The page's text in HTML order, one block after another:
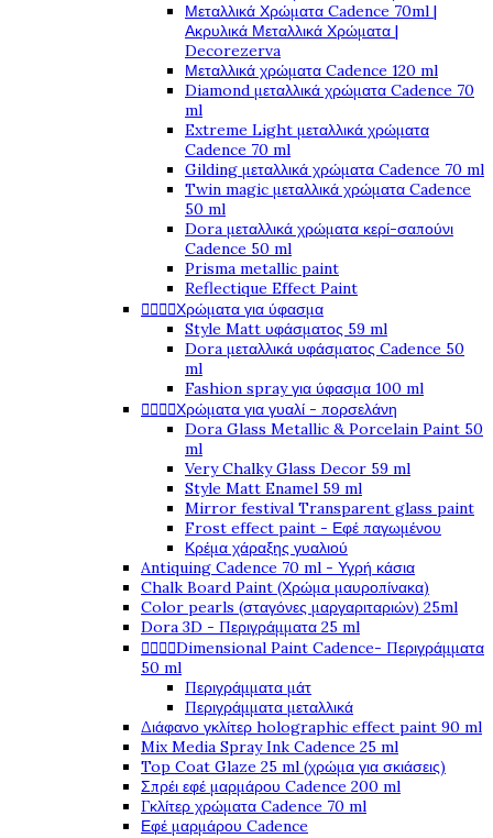
Μεταλλικά Χρώματα Cadence 70ml |
Ακρυλικά Μεταλλικά Χρώματα |
Decorezerva
Μεταλλικά χρώματα Cadence 120 ml
Diamond μεταλλικά χρώματα Cadence 70
ml
Extreme Light μεταλλικά χρώματα
Cadence 70 ml
Gilding μεταλλικά χρώματα Cadence 70 ml
Twin magic μεταλλικά χρώματα Cadence
50 ml
Dora μεταλλικά χρώματα κερί-σαπούνι
Cadence 50 ml
Prisma metallic paint
Reflectique Effect Paint
Χρώματα για ύφασμα
Style Matt υφάσματος 59 ml
Dora μεταλλικά υφάσματος Cadence 50
ml
Fashion spray για ύφασμα 100 ml
Χρώματα για γυαλί - πορσελάνη
Dora Glass Metallic & Porcelain Paint 50
ml
Very Chalky Glass Decor 59 ml
Style Matt Enamel 59 ml
Mirror festival Transparent glass paint
Frost effect paint - Εφέ παγωμένου
Κρέμα χάραξης γυαλιού
Antiquing Cadence 70 ml - Υγρή κάσια
Chalk Board Paint (Χρώμα μαυροπίνακα)
Color pearls (σταγόνες μαργαριταριών) 25ml
Dora 3D - Περιγράμματα 25 ml
Dimensional Paint Cadence- Περιγράμματα
50 ml
Περιγράμματα μάτ
Περιγράμματα μεταλλικά
Διάφανο γκλίτερ holographic effect paint 90 ml
Mix Media Spray Ink Cadence 25 ml
Top Coat Glaze 25 ml (χρώμα για σκιάσεις)
Σπρέι εφέ μαρμάρου Cadence 200 ml
Γκλίτερ χρώματα Cadence 70 ml
Εφέ μαρμάρου Cadence